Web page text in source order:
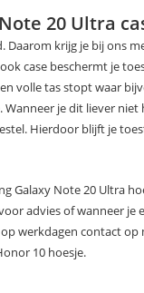
20 Ultra
krijg je bij ons
case beschermt je
volle tas stopt waar
je dit liever
Hierdoor blijft je
Galaxy Note 20 Ultra
advies of wanneer
werkdagen contact
10 hoesje.